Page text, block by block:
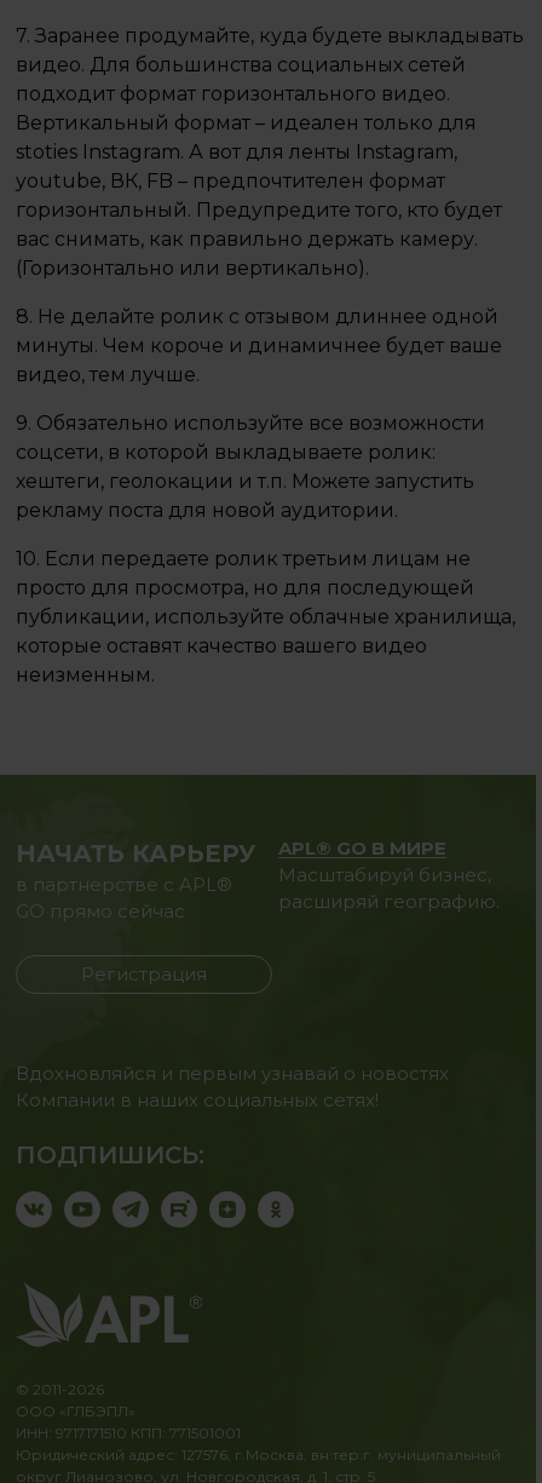
7. Заранее продумайте, куда будете выкладывать
видео. Для большинства социальных сетей
подходит формат горизонтального видео.
Вертикальный формат – идеален только для
stoties Instagram. А вот для ленты Instagram,
youtube, ВК, FB – предпочтителен формат
горизонтальный. Предупредите того, кто будет
вас снимать, как правильно держать камеру.
(Горизонтально или вертикально). ⠀
8. Не делайте ролик с отзывом длиннее одной
минуты. Чем короче и динамичнее будет ваше
видео, тем лучше. ⠀
9. Обязательно используйте все возможности
соцсети, в которой выкладываете ролик:
хештеги, геолокации и т.п. Можете запустить
рекламу поста для новой аудитории. ⠀
10. Если передаете ролик третьим лицам не
просто для просмотра, но для последующей
публикации, используйте облачные хранилища,
которые оставят качество вашего видео
неизменным.
НАЧАТЬ КАРЬЕРУ
в партнерстве с APL®
GO прямо сейчас
Регистрация
APL® GO В МИРЕ
Масштабируй бизнес,
расширяй географию.
Вдохновляйся и первым узнавай о новостях
Компании в наших социальных сетях!
ПОДПИШИСЬ:
© 2011-2026
ООО «ГЛБЭПЛ»
ИНН: 9717171510 КПП: 771501001
Юридический адрес: 127576, г.Москва, вн.тер.г. муниципальный
округ Лианозово, ул. Новгородская, д. 1, стр. 5